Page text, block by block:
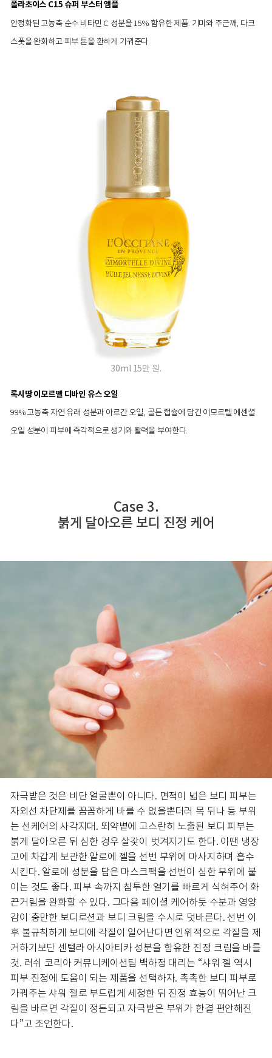
폴라초이스 C15 슈퍼 부스터 앰플
안정화된 고농축 순수 비타민 C 성분을 15% 함유한 제품. 기미와 주근깨, 다크
스폿을 완화하고 피부 톤을 환하게 가꿔준다.
30ml 15만 원.
록시땅 이모르뗄 디바인 유스 오일
99% 고농축 자연 유래 성분과 아르간 오일, 골든 캡슐에 담긴 이모르텔 에센셜
오일 성분이 피부에 즉각적으로 생기와 활력을 부여한다.
Case 3.
붉게 달아오른 보디 진정 케어
자극받은 것은 비단 얼굴뿐이 아니다. 면적이 넓은 보디 피부는
자외선 차단제를 꼼꼼하게 바를 수 없을뿐더러 목 뒤나 등 부위
는 선케어의 사각지대. 뙤약볕에 고스란히 노출된 보디 피부는
붉게 달아오른 뒤 심한 경우 살갗이 벗겨지기도 한다. 이땐 냉장
고에 차갑게 보관한 알로에 젤을 선번 부위에 마사지하며 흡수
시킨다. 알로에 성분을 담은 마스크팩을 선번이 심한 부위에 붙
이는 것도 좋다. 피부 속까지 침투한 열기를 빠르게 식혀주어 화
끈거림을 완화할 수 있다. 그다음 페이셜 케어하듯 수분과 영양
감이 충만한 보디로션과 보디 크림을 수시로 덧바른다. 선번 이
후 불규칙하게 보디에 각질이 일어난다면 인위적으로 각질을 제
거하기보단 센텔라 아시아티카 성분을 함유한 진정 크림을 바를
것. 러쉬 코리아 커뮤니케이션팀 백하정 대리는 “샤워 젤 역시
피부 진정에 도움이 되는 제품을 선택하자. 촉촉한 보디 피부로
가꿔주는 샤워 젤로 부드럽게 세정한 뒤 진정 효능이 뛰어난 크
림을 바르면 각질이 정돈되고 자극받은 부위가 한결 편안해진
다”고 조언한다.